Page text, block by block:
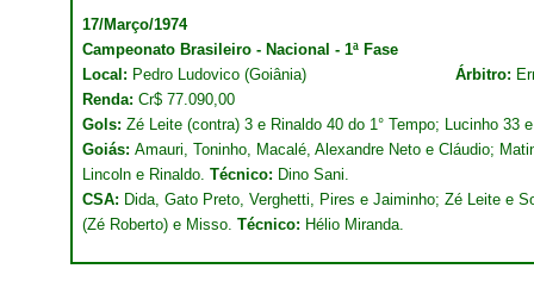
17/Março/1974
Campeonato Brasileiro - Nacional - 1ª Fase
Local: Pedro Ludovico (Goiânia) Árbitro:
Renda: Cr$ 77.090,00
Gols: Zé Leite (contra) 3 e Rinaldo 40 do 1° Tempo; Lucinho 33
Goiás: Amauri, Toninho, Macalé, Alexandre Neto e Cláudio;
Lincoln e Rinaldo. Técnico: Dino Sani.
CSA: Dida, Gato Preto, Verghetti, Pires e Jaiminho; Zé Leite e
(Zé Roberto) e Misso. Técnico: Hélio Miranda.